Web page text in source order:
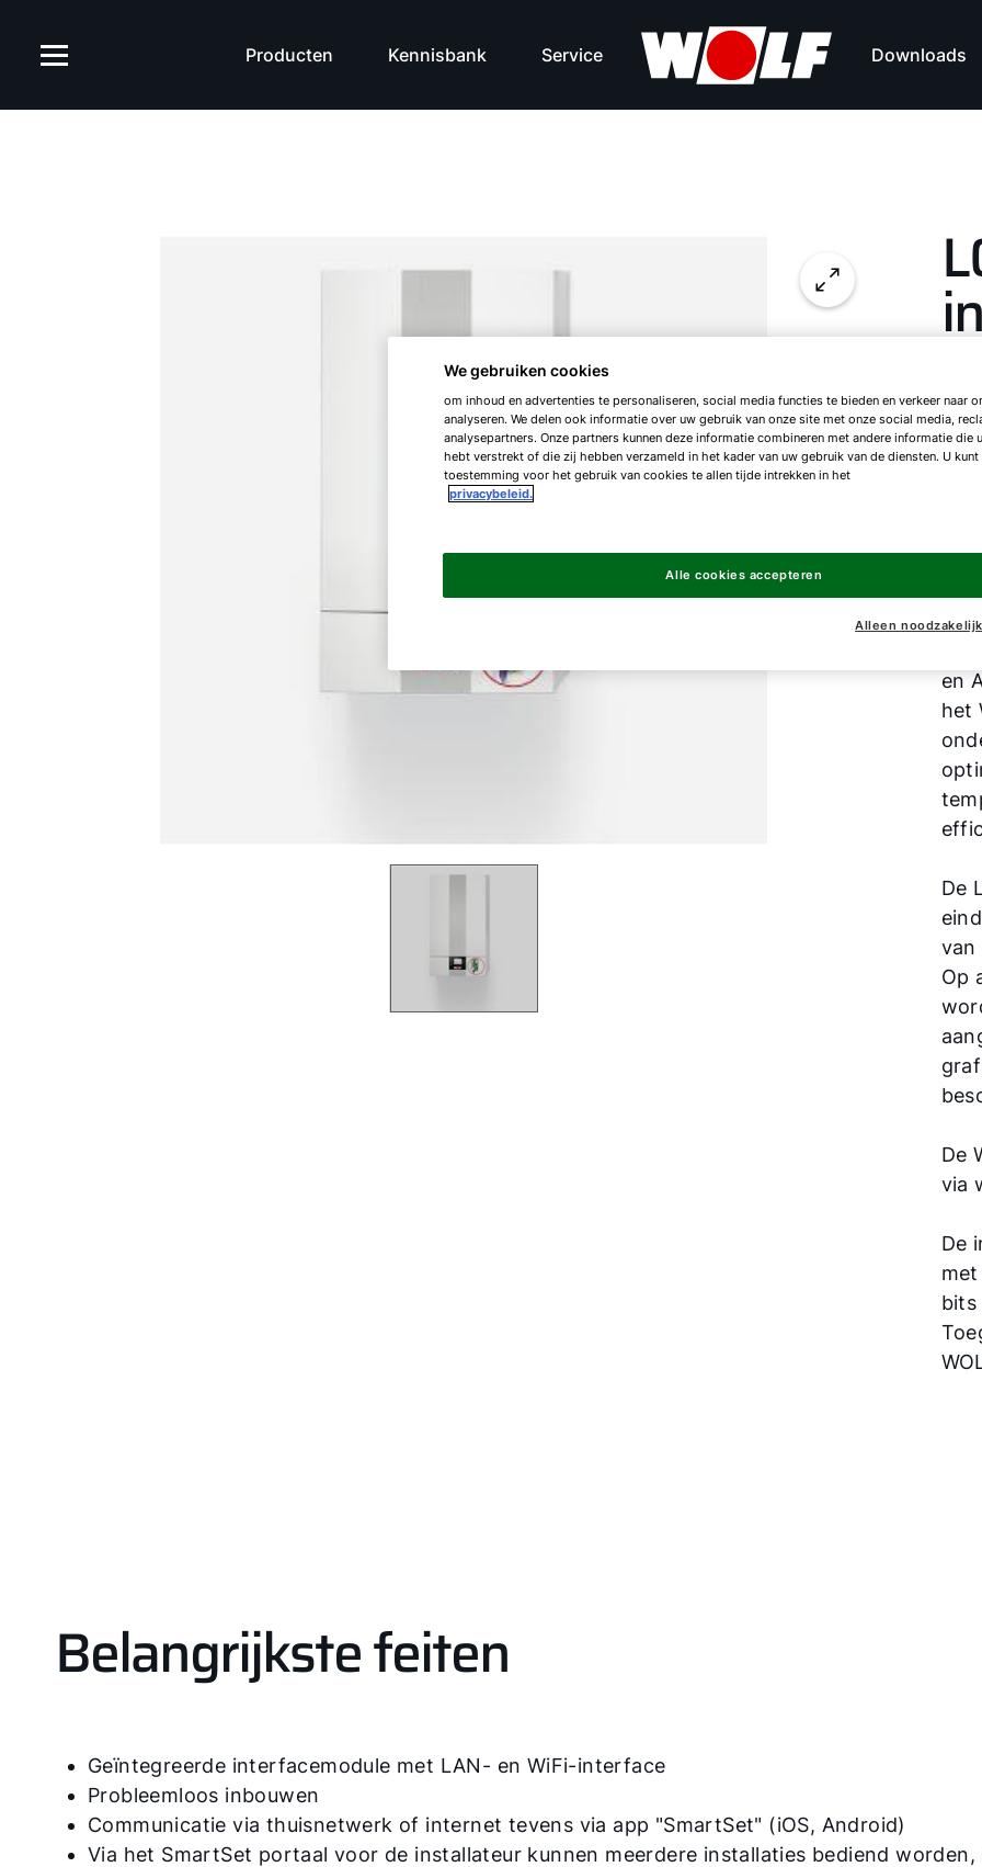
Producten Kennisbank Service Downloads
en
het
De
van
Op
De
via
De
bits
Belangrijkste feiten
Geïntegreerde interfacemodule met LAN- en WiFi-interface
Probleemloos inbouwen
Communicatie via thuisnetwerk of internet tevens via app "SmartSet" (iOS, Android)
Via het SmartSet portaal voor de installateur kunnen meerdere installaties bediend worden,
We gebruiken cookies
om inhoud en advertenties te personaliseren, social media functies te bieden en verkeer naar
analyseren. We delen ook informatie over uw gebruik van onze site met onze social media,
analysepartners. Onze partners kunnen deze informatie combineren met andere informatie die
hebt verstrekt of die zij hebben verzameld in het kader van uw gebruik van de diensten. U kunt
toestemming voor het gebruik van cookies te allen tijde intrekken in het
privacybeleid.
Alleen
Alle cookies accepteren